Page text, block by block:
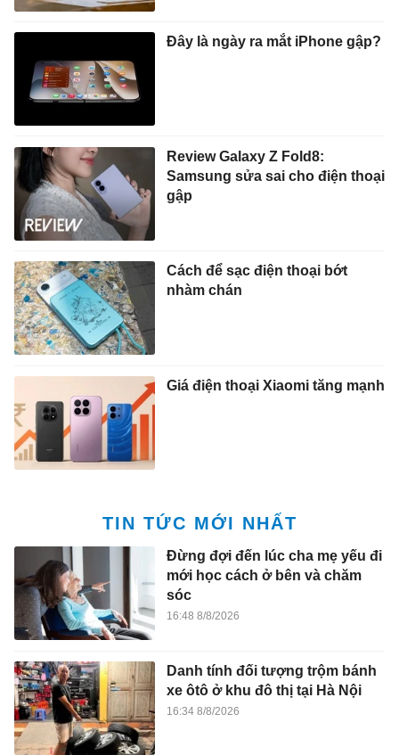
Đây là ngày ra mắt iPhone gập?
Review Galaxy Z Fold8:
Samsung sửa sai cho điện thoại
gập
Cách để sạc điện thoại bớt
nhàm chán
Giá điện thoại Xiaomi tăng mạnh
TIN TỨC MỚI NHẤT
Đừng đợi đến lúc cha mẹ yếu đi
mới học cách ở bên và chăm
sóc
16:48 8/8/2026
Danh tính đối tượng trộm bánh
xe ôtô ở khu đô thị tại Hà Nội
16:34 8/8/2026